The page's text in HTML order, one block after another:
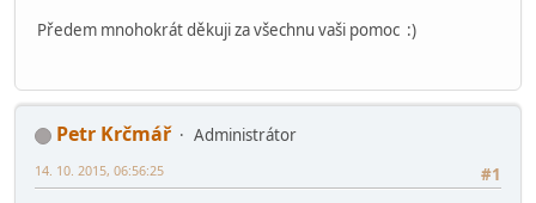
Předem mnohokrát děkuji za všechnu vaši pomoc :)
Petr Krčmář
Administrátor
#1
14. 10. 2015, 06:56:25